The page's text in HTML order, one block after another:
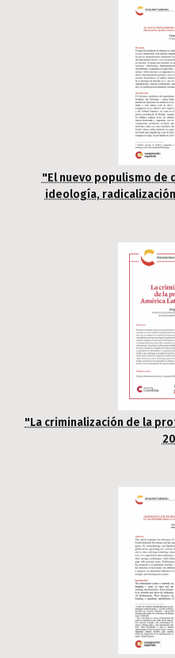
"El nuevo populismo de
ideología,
"La criminalización de la